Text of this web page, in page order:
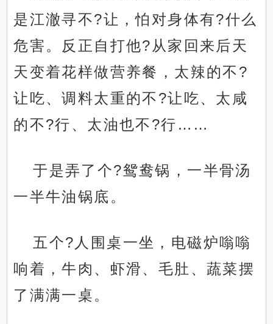
是江澈寻不?让，怕对身体有?什么
危害。反正自打他?从家回来后天
天变着花样做营养餐，太辣的不?
让吃、调料太重的不?让吃、太咸
的不?行、太油也不?行……
于是弄了个?鸳鸯锅，一半骨汤
一半牛油锅底。
五个?人围桌一坐，电磁炉嗡嗡
响着，牛肉、虾滑、毛肚、蔬菜摆
了满满一桌。